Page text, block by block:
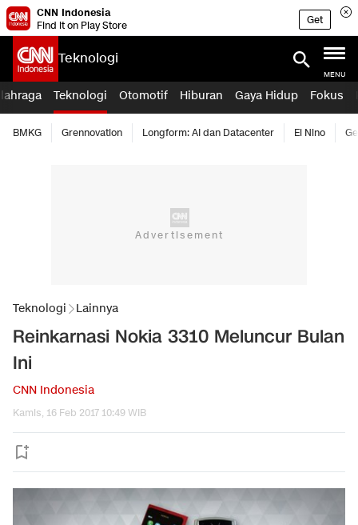
CNN Indonesia
Find it on Play Store
Get
Teknologi
MENU
Teknologi Otomotif Hiburan Gaya Hidup Fokus
BMKG Grennovation Longform: AI dan Datacenter El Nino
Teknologi Lainnya
Reinkarnasi Nokia 3310 Meluncur Bulan
Ini
CNN Indonesia
Kamis, 16 Feb 2017 10:49 WIB